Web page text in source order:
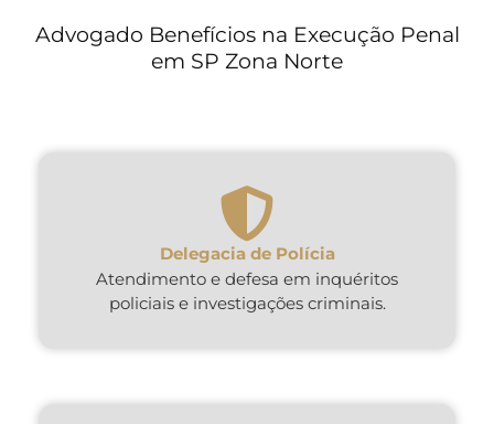
Advogado Benefícios na Execução Penal
em SP Zona Norte
Delegacia de Polícia
Atendimento e defesa em inquéritos
policiais e investigações criminais.